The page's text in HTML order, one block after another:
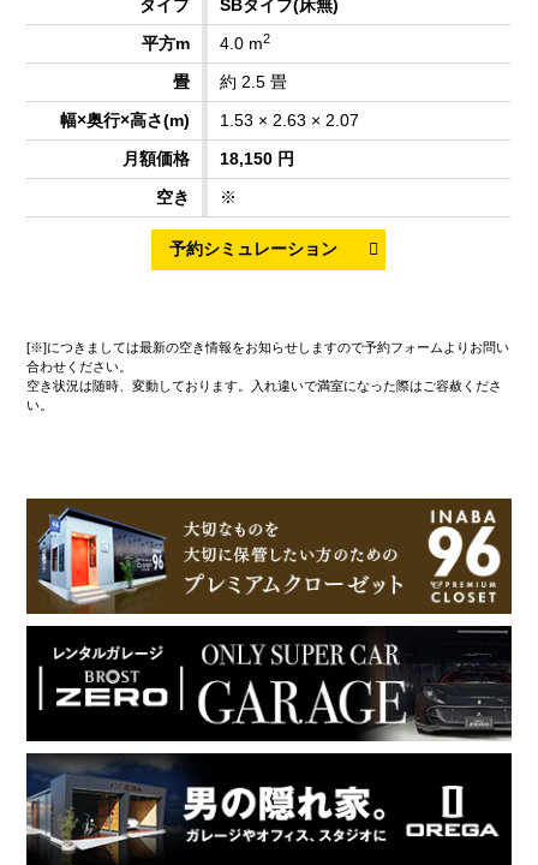
SBタイプ(床無)
4.0 m2
約 2.5 畳
1.53 × 2.63 × 2.07
18,150 円
※
[※]につきましては最新の空き情報をお知らせしますので予約フォームよりお問い
合わせください。
空き状況は随時、変動しております。入れ違いで満室になった際はご容赦くださ
い。